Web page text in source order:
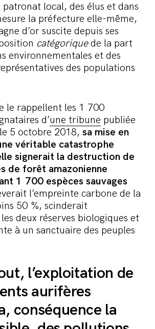
local, des élus et dans
la préfecture elle-même,
d’or suscite depuis ses
catégoriquede la part
environnementales et des
des populations
le rappellent les 1 700
d’une tribune publiée
5 octobre 2018, sa mise en
véritable catastrophe
signerait la destruction de
de forêt amazonienne
1 700 espèces sauvages
l’empreinte carbone de la
50 %, scinderait
deux réserves biologiques et
à un sanctuaire des peuples
l’exploitation de
aurifères
conséquence la